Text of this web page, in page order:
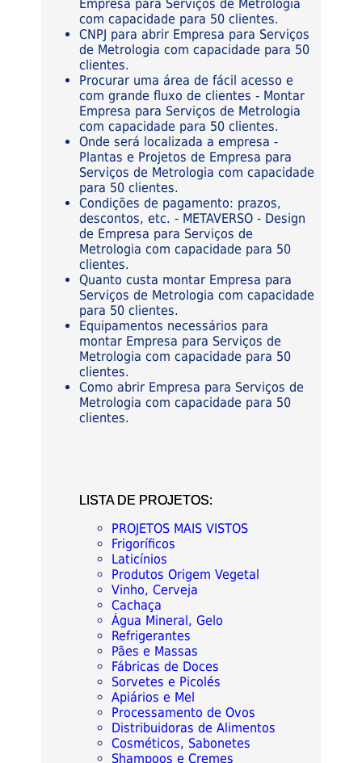
Empresa para Serviços de Metrologia
com capacidade para 50 clientes.
CNPJ para abrir Empresa para Serviços
de Metrologia com capacidade para 50
clientes.
Procurar uma área de fácil acesso e
com grande fluxo de clientes - Montar
Empresa para Serviços de Metrologia
com capacidade para 50 clientes.
Onde será localizada a empresa -
Plantas e Projetos de Empresa para
Serviços de Metrologia com capacidade
para 50 clientes.
Condições de pagamento: prazos,
descontos, etc. - METAVERSO - Design
de Empresa para Serviços de
Metrologia com capacidade para 50
clientes.
Quanto custa montar Empresa para
Serviços de Metrologia com capacidade
para 50 clientes.
Equipamentos necessários para
montar Empresa para Serviços de
Metrologia com capacidade para 50
clientes.
Como abrir Empresa para Serviços de
Metrologia com capacidade para 50
clientes.
LISTA DE PROJETOS:
PROJETOS MAIS VISTOS
Frigoríficos
Laticínios
Produtos Origem Vegetal
Vinho, Cerveja
Cachaça
Água Mineral, Gelo
Refrigerantes
Pães e Massas
Fábricas de Doces
Sorvetes e Picolés
Apiários e Mel
Processamento de Ovos
Distribuidoras de Alimentos
Cosméticos, Sabonetes
Shampoos e Cremes